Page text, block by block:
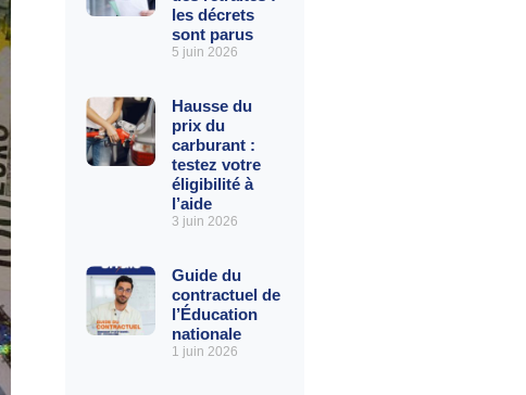
les décrets
sont parus
5 juin 2026
Hausse du
prix du
carburant :
testez votre
éligibilité à
l’aide
3 juin 2026
Guide du
contractuel de
l’Éducation
nationale
1 juin 2026